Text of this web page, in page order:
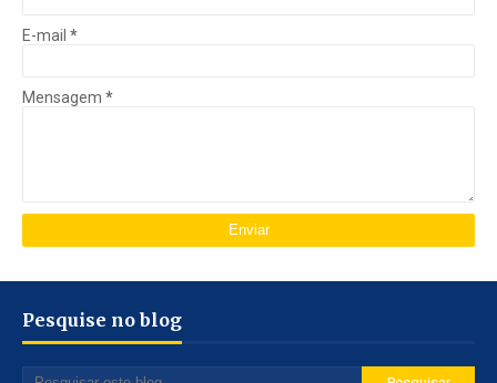
E-mail *
Mensagem *
Pesquise no blog